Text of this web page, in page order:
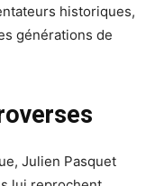
historiques,
générations de
Julien Pasquet